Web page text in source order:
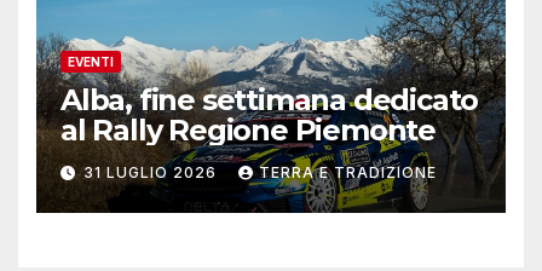
EVENTI
Alba, fine settimana dedicato
al Rally Regione Piemonte
31 LUGLIO 2026 TERRA E TRADIZIONE